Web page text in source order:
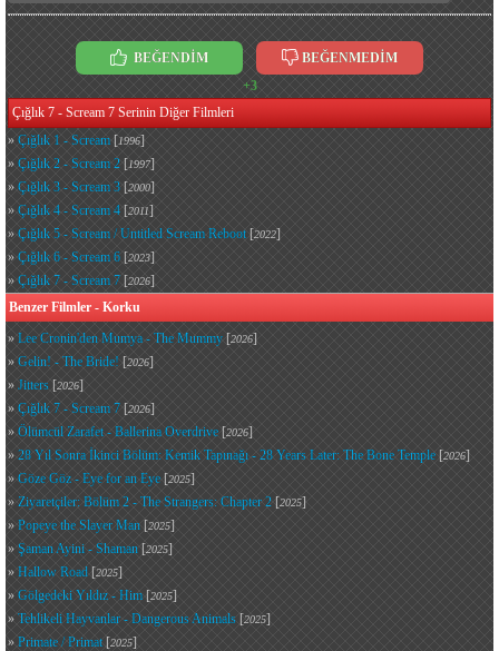
BEĞENDİM
BEĞENMEDİM
+3
Çığlık 7 - Scream 7 Serinin Diğer Filmleri
» Çığlık 1 - Scream [1996]
» Çığlık 2 - Scream 2 [1997]
» Çığlık 3 - Scream 3 [2000]
» Çığlık 4 - Scream 4 [2011]
» Çığlık 5 - Scream / Untitled Scream Reboot[2022]
» Çığlık 6 - Scream 6 [2023]
» Çığlık 7 - Scream 7 [2026]
Benzer Filmler - Korku
» Lee Cronin'den Mumya - The Mummy [2026]
» Gelin! - The Bride! [2026]
» Jitters [2026]
» Çığlık 7 - Scream 7 [2026]
» Ölümcül Zarafet - Ballerina Overdrive [2026]
» 28 Yıl Sonra İkinci Bölüm: Kemik Tapınağı - 28 Years Later: The Bone Temple [2026]
» Göze Göz - Eye for an Eye [2025]
» Ziyaretçiler: Bölüm 2 - The Strangers: Chapter 2 [2025]
» Popeye the Slayer Man [2025]
» Şaman Ayini - Shaman [2025]
» Hallow Road [2025]
» Gölgedeki Yıldız - Him [2025]
» Tehlikeli Hayvanlar - Dangerous Animals [2025]
» Primate / Primat[2025]